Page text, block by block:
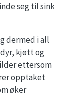
seg til sink
dermed i all
kjøtt og
ettersom
opptaket
øker